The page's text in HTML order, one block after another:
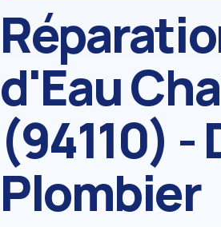
d'Eau
(94110) -
Plombier